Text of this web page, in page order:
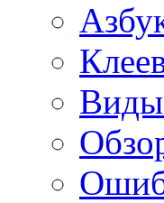
Виды